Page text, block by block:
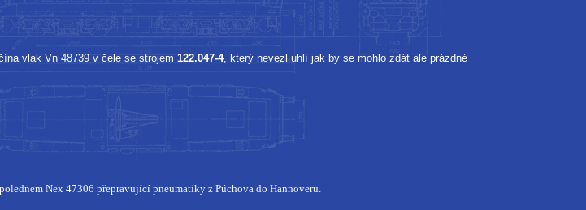
vlak Vn 48739 v čele se strojem 122.047-4, který nevezl uhlí jak by se mohlo zdát ale prázdné
Nex 47306 přepravující pneumatiky z Púchova do Hannoveru.